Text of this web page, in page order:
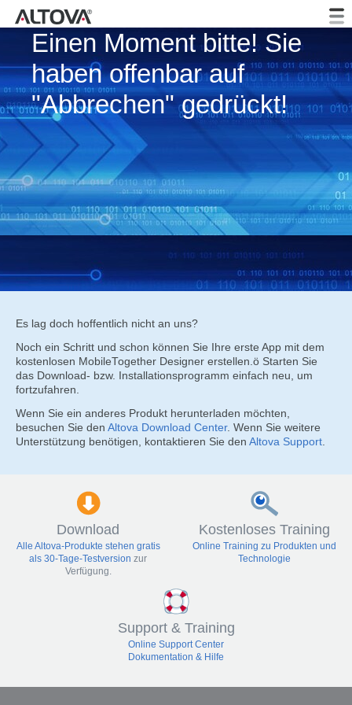
Einen Moment bitte! Sie
haben offenbar auf
"Abbrechen" gedrückt!
Es lag doch hoffentlich nicht an uns?
Noch ein Schritt und schon können Sie Ihre erste App mit dem
kostenlosen MobileTogether Designer erstellen.ö Starten Sie
das Download- bzw. Installationsprogramm einfach neu, um
fortzufahren.
Wenn Sie ein anderes Produkt herunterladen möchten,
besuchen Sie den Altova Download Center. Wenn Sie weitere
Unterstützung benötigen, kontaktieren Sie den Altova Support
Download
Alle Altova-Produkte stehen gratis
als 30-Tage-Testversion zur
Verfügung.
Kostenloses Training
Online Training zu Produkten und
Technologie
Support & Training
Online Support Center
Dokumentation & Hilfe